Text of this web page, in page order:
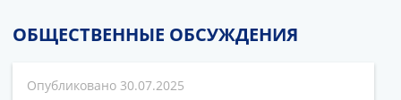
Муниципальные закупки
Государственный и муниципальный контроль
ОБЩЕСТВЕННЫЕ ОБСУЖДЕНИЯ
30.07.2025